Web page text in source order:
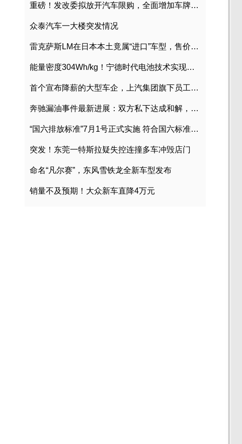
重磅！发改委拟放开汽车限购，全面增加车牌指标
众泰汽车一大楼突发情况
雷克萨斯LM在日本本土竟属“进口”车型，售价2580万日元
能量密度304Wh/kg！宁德时代电池技术实现突破
首个宣布降薪的大型车企，上汽集团旗下员工降薪文件曝光
奔驰漏油事件最新进展：双方私下达成和解，工商已介入调查
“国六排放标准”7月1号正式实施 符合国六标准车型目录一览
突发！东莞一特斯拉疑失控连撞多车冲毁店门
命名“凡尔赛”，东风雪铁龙全新车型发布
销量不及预期！大众新车直降4万元